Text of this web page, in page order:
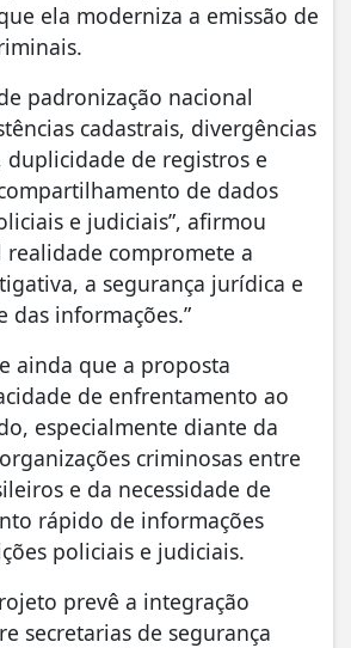
ela moderniza a emissão de
padronização nacional
cadastrais, divergências
de registros e
de dados
e judiciais”, afirmou
realidade compromete a
a segurança jurídica e
das informações.”
ainda que a proposta
de enfrentamento ao
especialmente diante da
criminosas entre
e da necessidade de
rápido de informações
policiais e judiciais.
prevê a integração
secretarias de segurança